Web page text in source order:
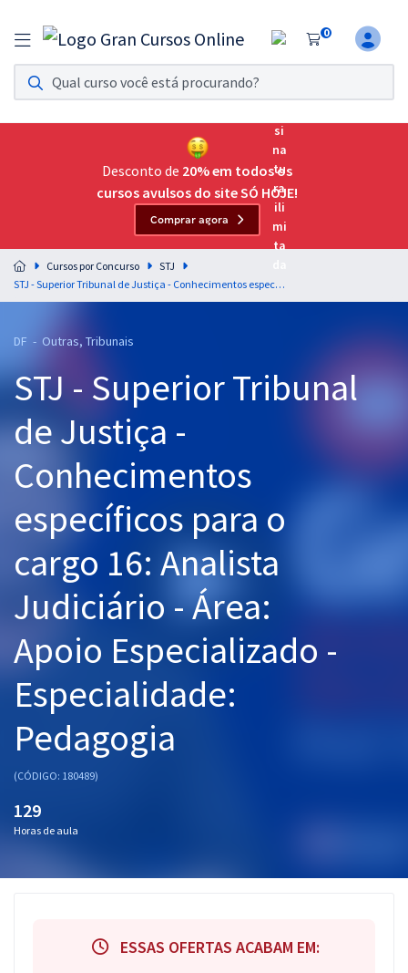
0
Assinatura Ilimitada 11
Acesso a todos os cursos. Teste grátis por 7 dias!
Assinatura OAB Até Passar
Acesso ilimitado a toda preparação para o Exame da
Residências Multiprofissionais
Preparação completa e intensiva para as principais
residências em saúde do Brasil
Cursos 20% OFF
Pós
Graduação
OAB
Questões grátis
Blog
Aprovados
Atendimento
Desconto de 20% em todos os
cursos avulsos do site SÓ HOJE!
Comprar agora
Cursos por Concurso
STJ
STJ - Superior Tribunal de Justiça - Conhecimentos específicos para o cargo 16: Analista Judiciário - Área: Apoio Especializado - Especialidade: Pedagogia
DF - Outras, Tribunais
STJ - Superior Tribunal
de Justiça -
Conhecimentos
específicos para o
cargo 16: Analista
Judiciário - Área:
Apoio Especializado -
Especialidade:
Pedagogia
(CÓDIGO: 180489)
129
Horas de aula
ESSAS OFERTAS ACABAM EM: